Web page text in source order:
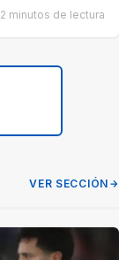
2 minutos de lectura
VER SECCIÓN